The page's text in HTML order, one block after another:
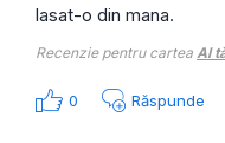
lasat-o din mana.
Recenzie pentru cartea Al
0 Răspunde